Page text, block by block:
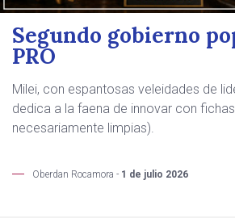
Segundo gobierno
PRO
Milei, con espantosas veleidades de
dedica a la faena de innovar con
necesariamente limpias).
Oberdan Rocamora - 1 de julio 2026